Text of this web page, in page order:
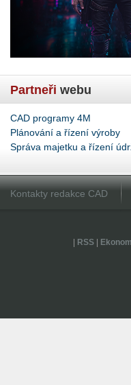
Partneři webu
CAD programy 4M
Plánování a řízení výroby
Správa majetku a řízení
Kontakty redakce CAD
RSS|